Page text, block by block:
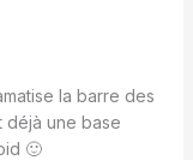
la barre des
déjà une base
🙂